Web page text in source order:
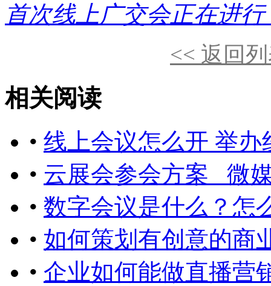
首次线上广交会正在进
<< 返回
相关阅读
• 线上会议怎么开 举
• 云展会参会方案_ 微
• 数字会议是什么？怎
• 如何策划有创意的商
• 企业如何能做直播营